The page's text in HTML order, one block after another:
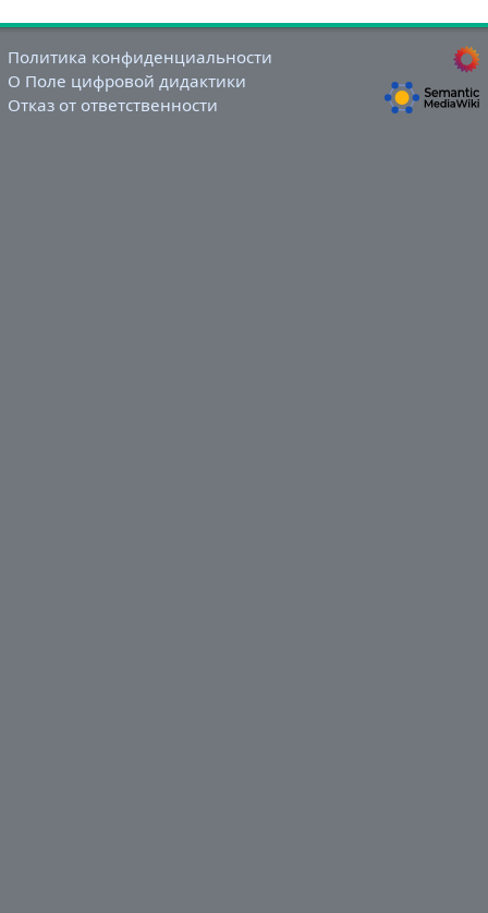
Политика конфиденциальности
О Поле цифровой дидактики
Отказ от ответственности